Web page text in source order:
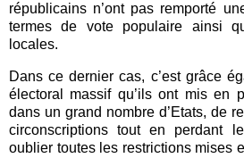
républicains n’ont pas remporté
termes de vote populaire ainsi
locales.
Dans ce dernier cas, c’est grâce
électoral massif qu’ils ont mis en
dans un grand nombre d’Etats, de
circonscriptions tout en perdant
oublier toutes les restrictions mises